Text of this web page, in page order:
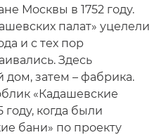
Москвы в 1752 году.
палат» уцелели
и с тех пор
Здесь
дом, затем – фабрика.
«Кадашевские
когда были
бани» по проекту